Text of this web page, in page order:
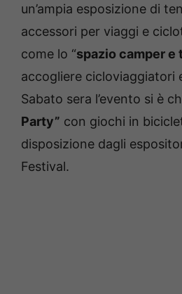
un’ampia esposizione di
accessori per viaggi e
come lo “spazio camper e
accogliere cicloviaggiatori
Sabato sera l’evento si è
Party” con giochi in
disposizione dagli
Festival.